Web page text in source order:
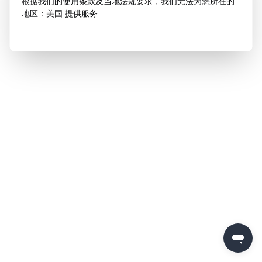
地区：美国 提供服务